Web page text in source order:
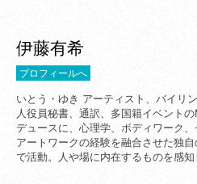
伊藤有希
いとう・ゆき アーティスト、バイリ
人役員秘書、通訳、多国籍イベント
デュースに、心理学、ボディワーク、
アートワークの経験を融合させた独
で活動。人や場に内在するものを感
プロフィールへ